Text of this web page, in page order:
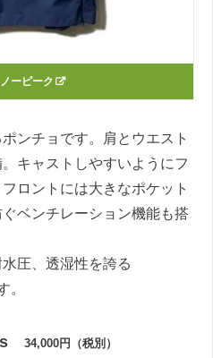
ーピーク
ンチョです。肩とウエスト
キャストしやすいようにフ
ロントには大きなポケット
ベンチレーション機能も搭
圧、透湿性を誇る
。
34,000円（税別）